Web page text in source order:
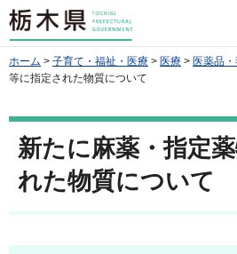
栃木県
ホーム > 子育て・福祉・医療 > 医療 > 医薬品
等に指定された物質について
新たに麻薬・指定
れた物質について